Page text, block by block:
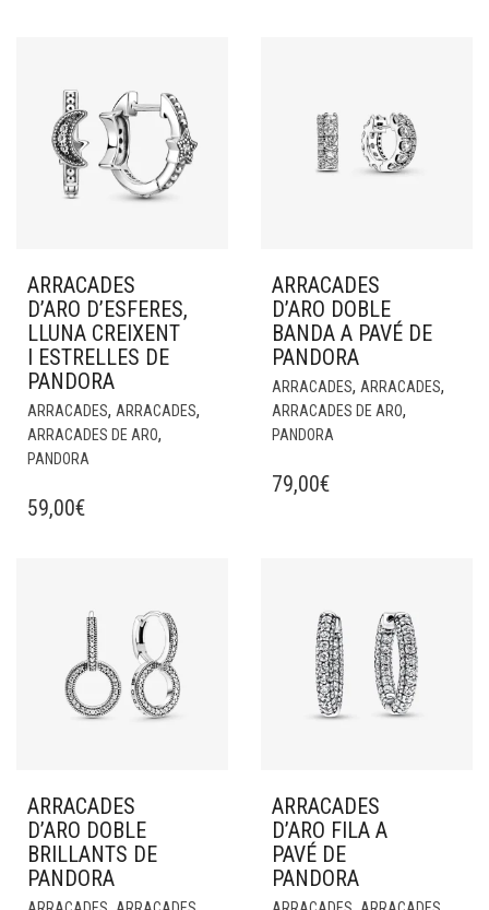
ARRACADES
D’ARO D’ESFERES,
LLUNA CREIXENT
I ESTRELLES DE
PANDORA
ARRACADES, ARRACADES,
ARRACADES DE ARO,
PANDORA
59,00€
ARRACADES
D’ARO DOBLE
BANDA A PAVÉ DE
PANDORA
ARRACADES, ARRACADES,
ARRACADES DE ARO,
PANDORA
79,00€
ARRACADES
D’ARO DOBLE
BRILLANTS DE
PANDORA
ARRACADES
D’ARO FILA A
PAVÉ DE
PANDORA